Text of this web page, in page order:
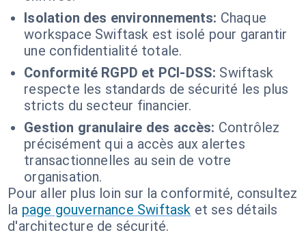
Isolation des environnements: Chaque
workspace Swiftask est isolé pour garantir
une confidentialité totale.
Conformité RGPD et PCI-DSS: Swiftask
respecte les standards de sécurité les plus
stricts du secteur financier.
Gestion granulaire des accès: Contrôlez
précisément qui a accès aux alertes
transactionnelles au sein de votre
organisation.
Pour aller plus loin sur la conformité, consultez
la page gouvernance Swiftask et ses détails
d'architecture de sécurité.